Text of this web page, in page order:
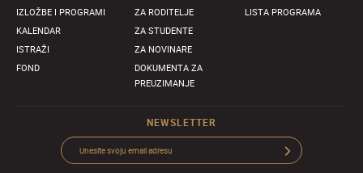
IZLOŽBE I PROGRAMI
KALENDAR
ISTRAŽI
FOND
ZA RODITELJE
ZA STUDENTE
ZA NOVINARE
DOKUMENTA ZA
PREUZIMANJE
LISTA PROGRAMA
NEWSLETTER